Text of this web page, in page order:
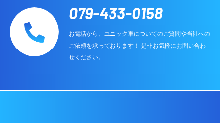
079-433-0158
お電話から、ユニック車についてのご質問や当社への
ご依頼を承っております！ 是非お気軽にお問い合わ
せください。